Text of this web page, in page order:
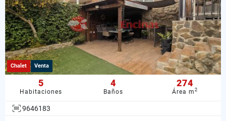
Chalet Venta
5
Habitaciones
4
Baños
274
Área m2
9646183